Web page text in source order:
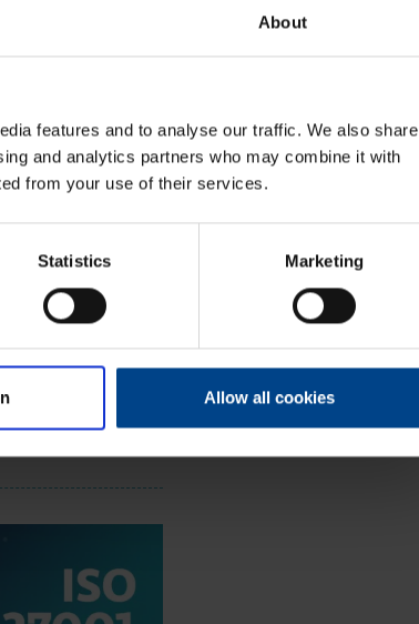
About
features and to analyse our traffic. We also share
and analytics partners who may combine it with
from your use of their services.
Statistics Marketing
Allow all cookies